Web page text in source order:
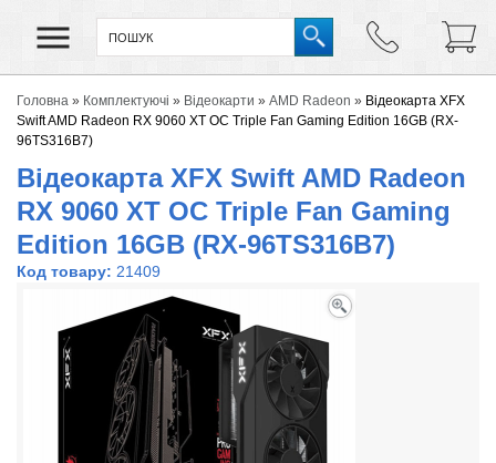
Головна » Комплектуючі » Відеокарти » AMD Radeon » Відеокарта XFX
Swift AMD Radeon RX 9060 XT OC Triple Fan Gaming Edition 16GB (RX-
96TS316B7)
Відеокарта XFX Swift AMD Radeon
RX 9060 XT OC Triple Fan Gaming
Edition 16GB (RX-96TS316B7)
Код товару: 21409